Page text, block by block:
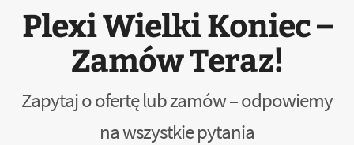
Plexi Wielki Koniec –
Zamów Teraz!
Zapytaj o ofertę lub zamów – odpowiemy
na wszystkie pytania